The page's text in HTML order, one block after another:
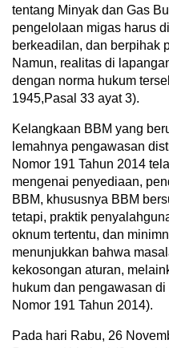
tentang Minyak dan Gas
pengelolaan migas harus
berkeadilan, dan berpihak
Namun, realitas di
dengan norma hukum
1945,Pasal 33 ayat 3).
Kelangkaan BBM yang
lemahnya pengawasan
Nomor 191 Tahun 2014
mengenai penyediaan,
BBM, khususnya BBM
tetapi, praktik
oknum tertentu, dan
menunjukkan bahwa
kekosongan aturan,
hukum dan pengawasan
Nomor 191 Tahun 2014).
Pada hari Rabu, 26